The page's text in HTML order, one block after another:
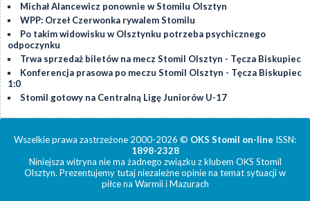
Michał Alancewicz ponownie w Stomilu Olsztyn
WPP: Orzeł Czerwonka rywalem Stomilu
Po takim widowisku w Olsztynku potrzeba psychicznego
odpoczynku
Trwa sprzedaż biletów na mecz Stomil Olsztyn - Tęcza Biskupiec
Konferencja prasowa po meczu Stomil Olsztyn - Tęcza Biskupiec
1:0
Stomil gotowy na Centralną Ligę Juniorów U-17
Wszelkie prawa zastrzeżone 2000-2026 © OKS Stomil on-line ISSN:
1898-2328
Niniejsza witryna nie ma żadnego związku z klubem OKS Stomil
Olsztyn. Prezentujemy tutaj niezależne opinie na temat sytuacji w
piłce na Warmii i Mazurach